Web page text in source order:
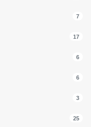
7
17
6
6
3
25